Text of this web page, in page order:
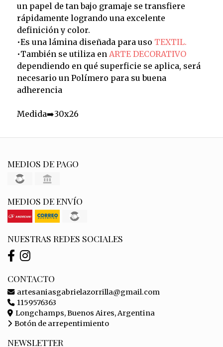
un papel de tan bajo gramaje se transfiere
rápidamente logrando una excelente
definición y color.
•Es una lámina diseñada para uso TEXTIL.
•También se utiliza en ARTE DECORATIVO
dependiendo en qué superficie se aplica, será
necesario un Polímero para su buena
adherencia
Medida➡️30x26
MEDIOS DE PAGO
MEDIOS DE ENVÍO
NUESTRAS REDES SOCIALES
CONTACTO
artesaniasgabrielazorrilla@gmail.com
1159576363
Longchamps, Buenos Aires, Argentina
Botón de arrepentimiento
NEWSLETTER